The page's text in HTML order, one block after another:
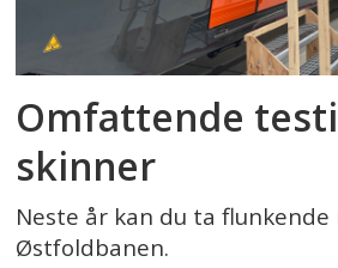
Omfattende
skinner
Neste år kan du ta flunkende
Østfoldbanen.